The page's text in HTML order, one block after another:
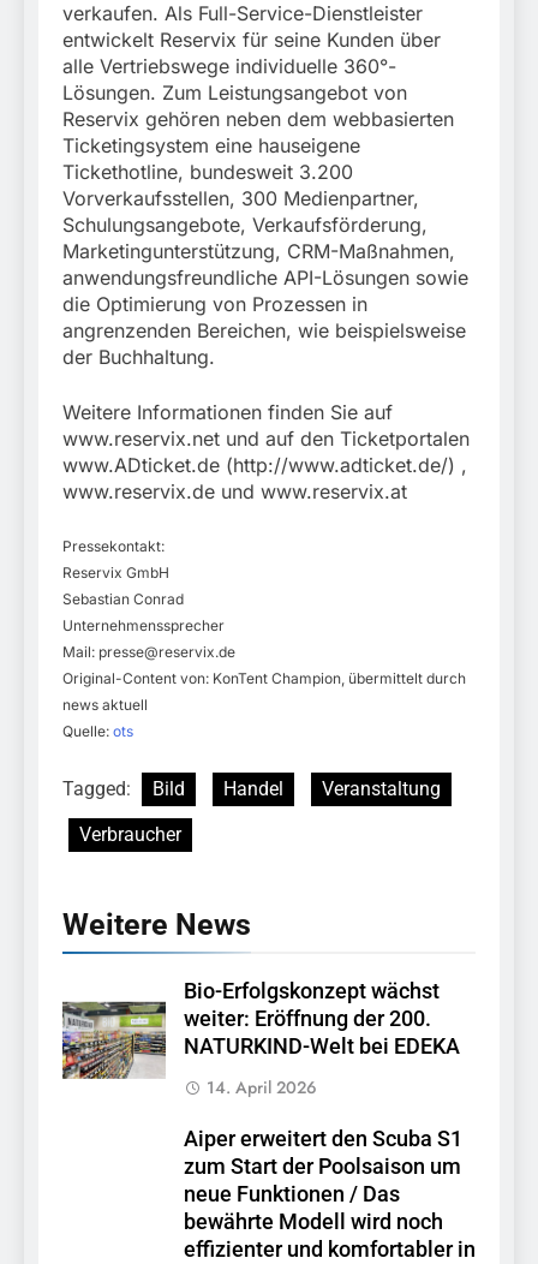
verkaufen. Als Full-Service-Dienstleister
entwickelt Reservix für seine Kunden über
alle Vertriebswege individuelle 360°-
Lösungen. Zum Leistungsangebot von
Reservix gehören neben dem webbasierten
Ticketingsystem eine hauseigene
Tickethotline, bundesweit 3.200
Vorverkaufsstellen, 300 Medienpartner,
Schulungsangebote, Verkaufsförderung,
Marketingunterstützung, CRM-Maßnahmen,
anwendungsfreundliche API-Lösungen sowie
die Optimierung von Prozessen in
angrenzenden Bereichen, wie beispielsweise
der Buchhaltung.
Weitere Informationen finden Sie auf
www.reservix.net und auf den Ticketportalen
www.ADticket.de (http://www.adticket.de/) ,
www.reservix.de und www.reservix.at
Pressekontakt:
Reservix GmbH
Sebastian Conrad
Unternehmenssprecher
Mail: presse@reservix.de
Original-Content von: KonTent Champion, übermittelt durch
news aktuell
Quelle: ots
Tagged: Bild Handel
Veranstaltung
Verbraucher
Weitere News
Bio-Erfolgskonzept wächst
weiter: Eröffnung der 200.
NATURKIND-Welt bei EDEKA
14. April 2026
Aiper erweitert den Scuba S1
zum Start der Poolsaison um
neue Funktionen / Das
bewährte Modell wird noch
effizienter und komfortabler in